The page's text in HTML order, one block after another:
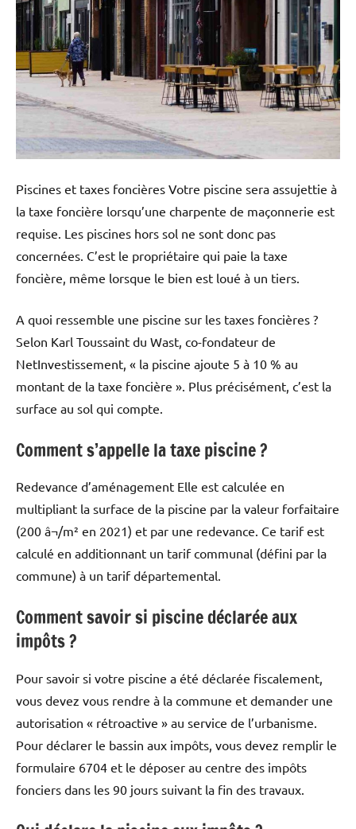
Piscines et taxes foncières Votre piscine sera assujettie à
la taxe foncière lorsqu’une charpente de maçonnerie est
requise. Les piscines hors sol ne sont donc pas
concernées. C’est le propriétaire qui paie la taxe
foncière, même lorsque le bien est loué à un tiers.
A quoi ressemble une piscine sur les taxes foncières ?
Selon Karl Toussaint du Wast, co-fondateur de
NetInvestissement, « la piscine ajoute 5 à 10 % au
montant de la taxe foncière ». Plus précisément, c’est la
surface au sol qui compte.
Comment s’appelle la taxe piscine ?
Redevance d’aménagement Elle est calculée en
multipliant la surface de la piscine par la valeur forfaitaire
(200 â¬/m² en 2021) et par une redevance. Ce tarif est
calculé en additionnant un tarif communal (défini par la
commune) à un tarif départemental.
Comment savoir si piscine déclarée aux
impôts ?
Pour savoir si votre piscine a été déclarée fiscalement,
vous devez vous rendre à la commune et demander une
autorisation « rétroactive » au service de l’urbanisme.
Pour déclarer le bassin aux impôts, vous devez remplir le
formulaire 6704 et le déposer au centre des impôts
fonciers dans les 90 jours suivant la fin des travaux.